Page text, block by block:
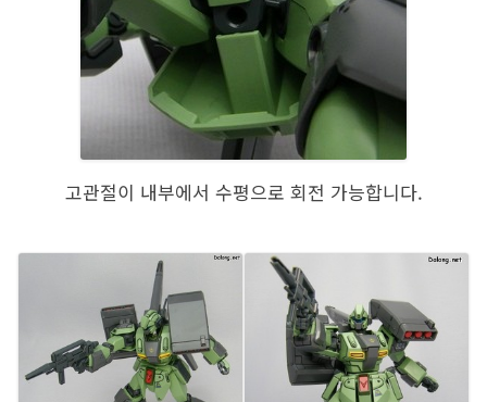
고관절이 내부에서 수평으로 회전 가능합니다.